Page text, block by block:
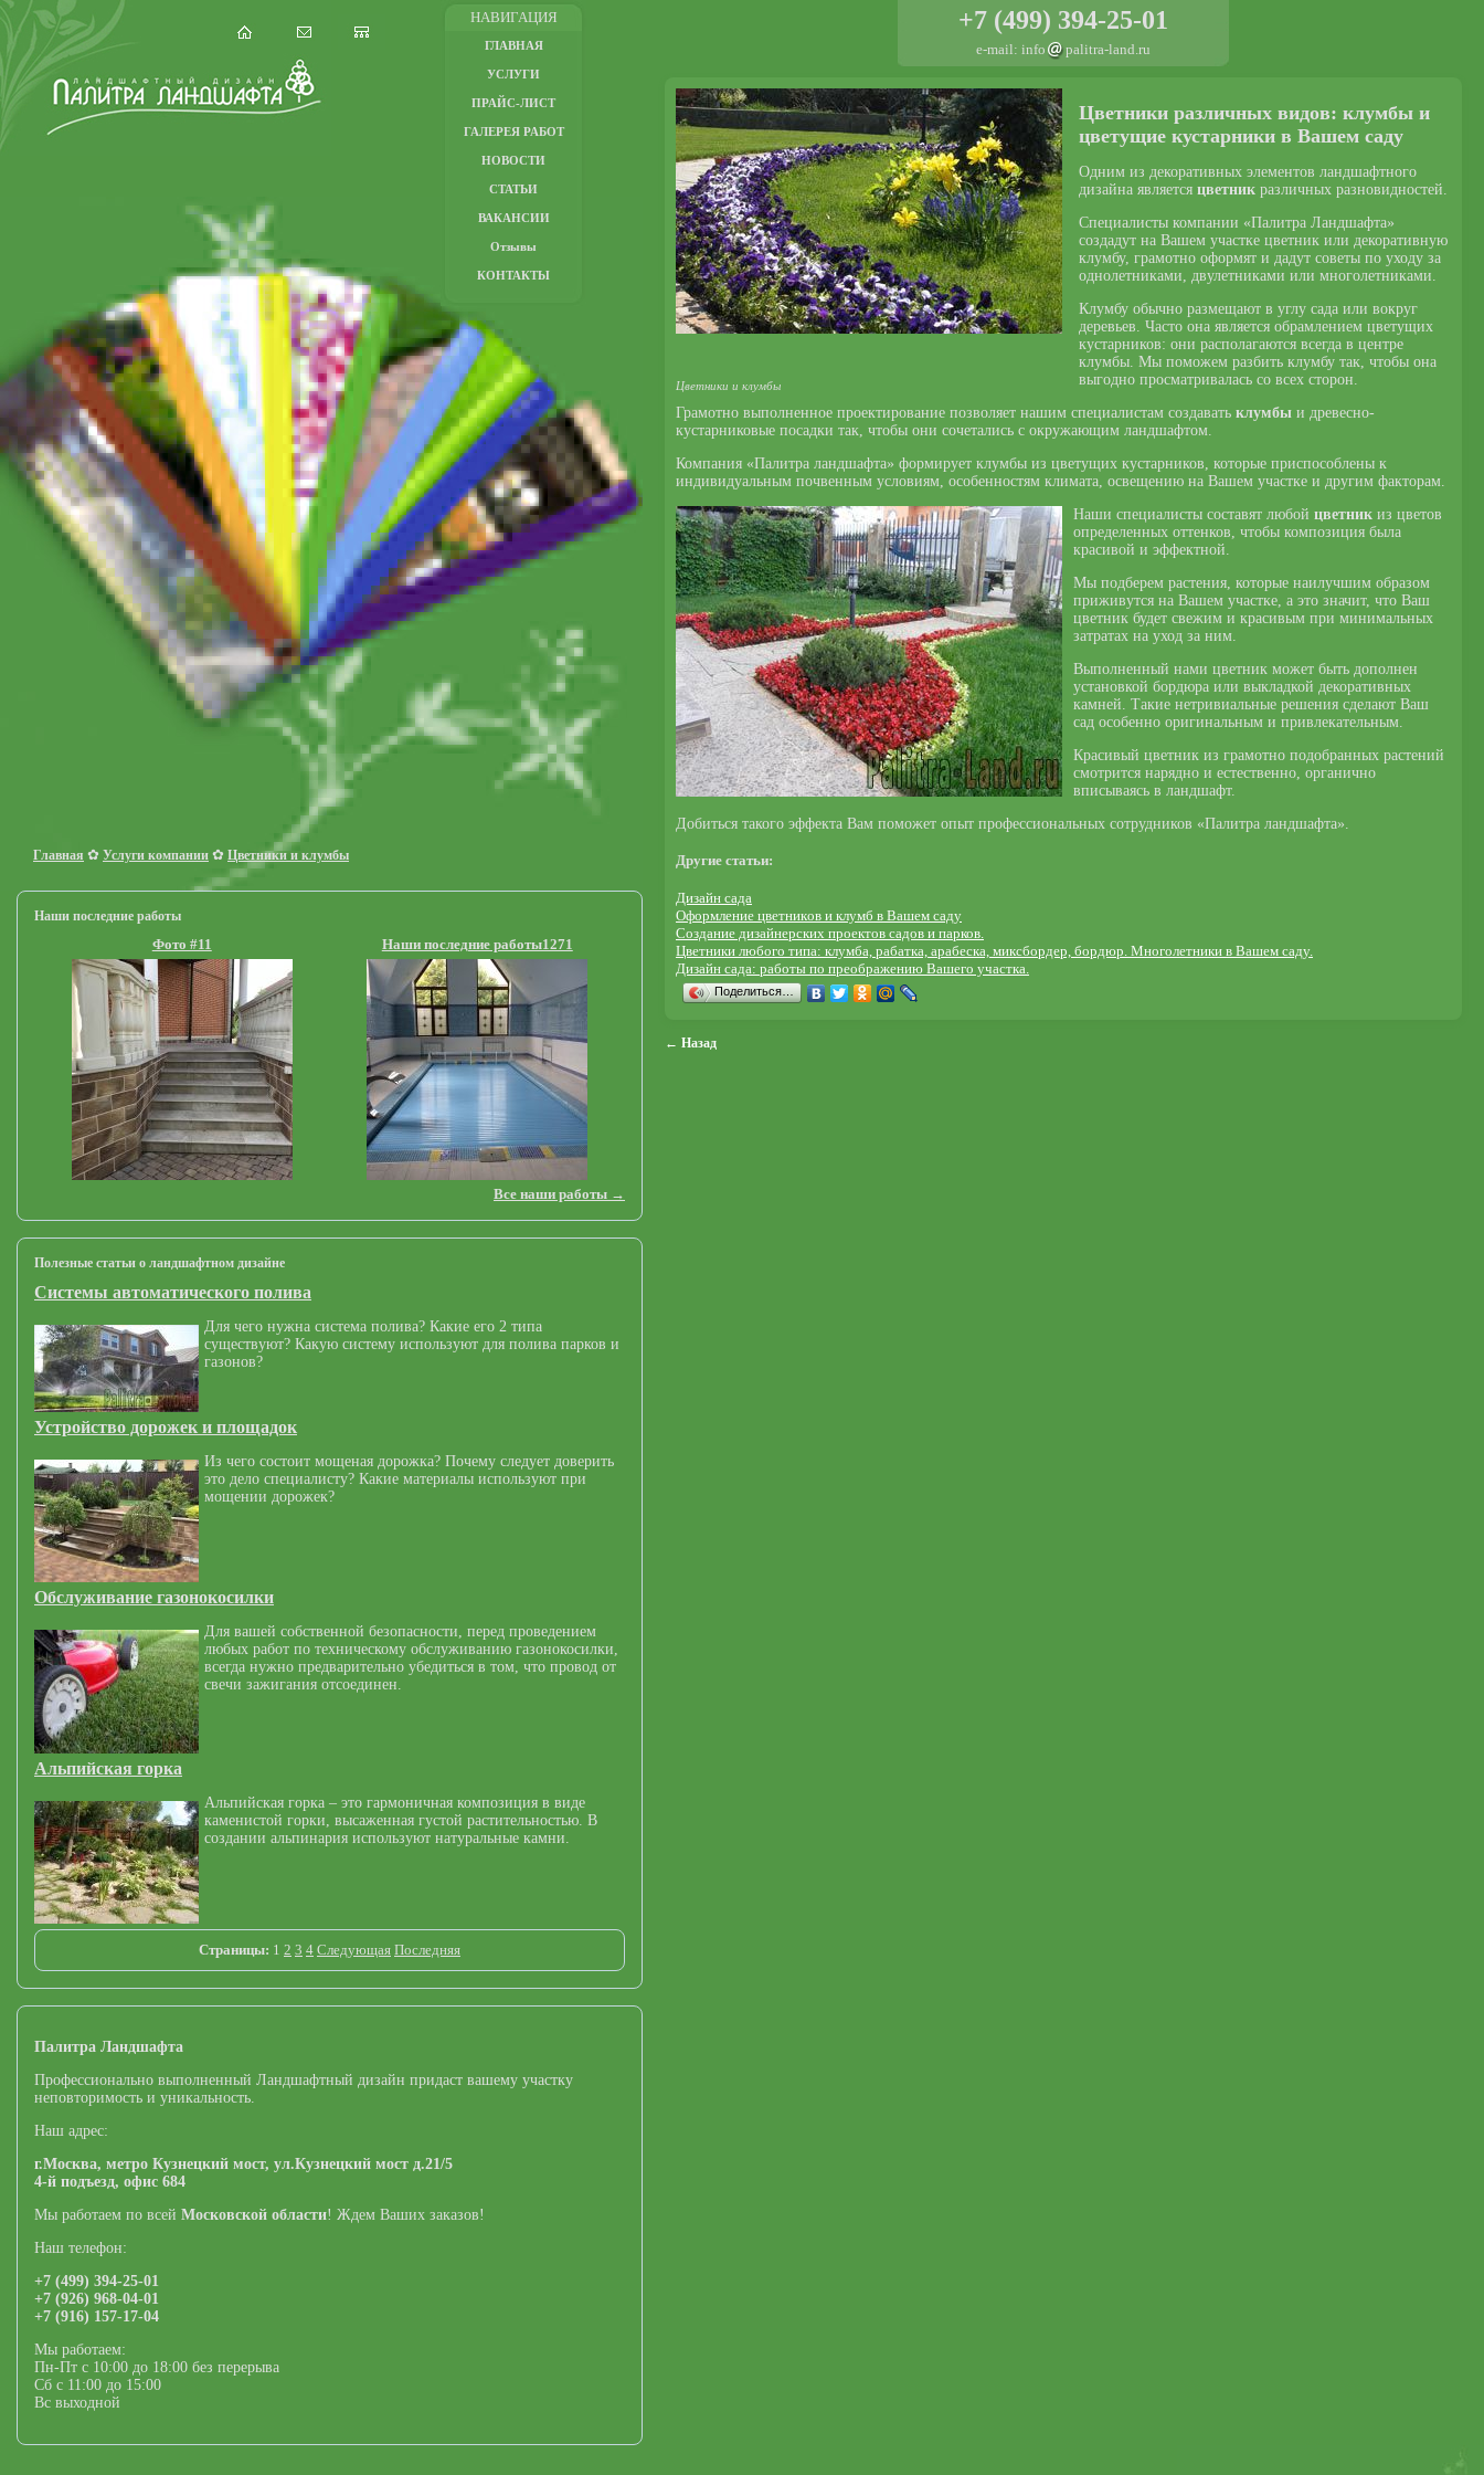
НАВИГАЦИЯ
ГЛАВНАЯ
УСЛУГИ
ПРАЙС-ЛИСТ
ГАЛЕРЕЯ РАБОТ
НОВОСТИ
СТАТЬИ
ВАКАНСИИ
Отзывы
КОНТАКТЫ
Главная ✿ Услуги компании ✿ Цветники и клумбы
Наши последние работы
Фото #11 Наши последние работы1271
Все наши работы →
Полезные статьи о ландшафтном дизайне
Системы автоматического полива
Для чего нужна система полива? Какие его 2 типа
существуют? Какую систему используют для полива парков и
газонов?
Устройство дорожек и площадок
Из чего состоит мощеная дорожка? Почему следует доверить
это дело специалисту? Какие материалы используют при
мощении дорожек?
Обслуживание газонокосилки
Для вашей собственной безопасности, перед проведением
любых работ по техническому обслуживанию газонокосилки,
всегда нужно предварительно убедиться в том, что провод от
свечи зажигания отсоединен.
Альпийская горка
Альпийская горка – это гармоничная композиция в виде
каменистой горки, высаженная густой растительностью. В
создании альпинария используют натуральные камни.
Страницы: 1 2 3 4 Следующая Последняя
Палитра Ландшафта
Профессионально выполненный Ландшафтный дизайн придаст вашему участку
неповторимость и уникальность.
Наш адрес:
г.Москва, метро Кузнецкий мост, ул.Кузнецкий мост д.21/5
4-й подъезд, офис 684
Мы работаем по всей Московской области! Ждем Ваших заказов!
Наш телефон:
+7 (499) 394-25-01
+7 (926) 968-04-01
+7 (916) 157-17-04
Мы работаем:
Пн-Пт с 10:00 до 18:00 без перерыва
Сб с 11:00 до 15:00
Вс выходной
+7 (499) 394-25-01
e-mail: info palitra-land.ru
Цветники и клумбы
Цветники различных видов: клумбы и
цветущие кустарники в Вашем саду
Одним из декоративных элементов ландшафтного
дизайна является цветник различных разновидностей.
Специалисты компании «Палитра Ландшафта»
создадут на Вашем участке цветник или декоративную
клумбу, грамотно оформят и дадут советы по уходу за
однолетниками, двулетниками или многолетниками.
Клумбу обычно размещают в углу сада или вокруг
деревьев. Часто она является обрамлением цветущих
кустарников: они располагаются всегда в центре
клумбы. Мы поможем разбить клумбу так, чтобы она
выгодно просматривалась со всех сторон.
Грамотно выполненное проектирование позволяет нашим специалистам создавать клумбы и древесно-
кустарниковые посадки так, чтобы они сочетались с окружающим ландшафтом.
Компания «Палитра ландшафта» формирует клумбы из цветущих кустарников, которые приспособлены к
индивидуальным почвенным условиям, особенностям климата, освещению на Вашем участке и другим факторам.
Наши специалисты составят любой цветник из цветов
определенных оттенков, чтобы композиция была
красивой и эффектной.
Мы подберем растения, которые наилучшим образом
приживутся на Вашем участке, а это значит, что Ваш
цветник будет свежим и красивым при минимальных
затратах на уход за ним.
Выполненный нами цветник может быть дополнен
установкой бордюра или выкладкой декоративных
камней. Такие нетривиальные решения сделают Ваш
сад особенно оригинальным и привлекательным.
Красивый цветник из грамотно подобранных растений
смотрится нарядно и естественно, органично
вписываясь в ландшафт.
Добиться такого эффекта Вам поможет опыт профессиональных сотрудников «Палитра ландшафта».
Другие статьи:
Дизaйн сада
Офoрмление цветникoв и клумб в Вашем саду
Создание дизайнерских проектов садов и парков.
Цветники любого типа: клумба, рабатка, арабеска, миксбордер, бордюр. Многолетники в Вашем саду.
Дизайн сада: работы по преображению Вашего участка.
Поделиться…
← Назад